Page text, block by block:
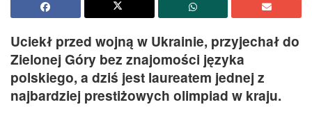
Uciekł przed wojną w Ukrainie, przyjechał do
Zielonej Góry bez znajomości języka
polskiego, a dziś jest laureatem jednej z
najbardziej prestiżowych olimpiad w kraju.